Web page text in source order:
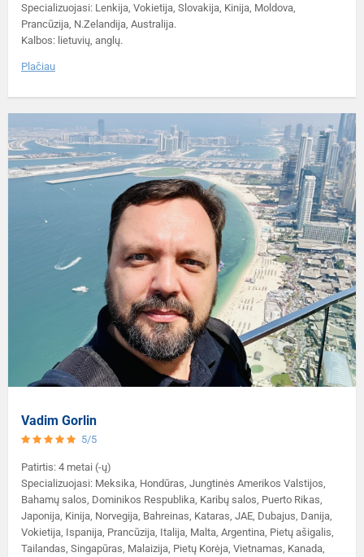
Specializuojasi: Lenkija, Vokietija, Slovakija, Kinija, Moldova,
Prancūzija, N.Zelandija, Australija.
Kalbos: lietuvių, anglų.
Plačiau
Vadim Gorlin
5/5
Patirtis: 4 metai (-ų)
Specializuojasi: Meksika, Hondūras, Jungtinės Amerikos Valstijos,
Bahamų salos, Dominikos Respublika, Karibų salos, Puerto Rikas,
Japonija, Kinija, Norvegija, Bahreinas, Kataras, JAE, Dubajus, Danija,
Vokietija, Ispanija, Prancūzija, Italija, Malta, Argentina, Pietų ašigalis,
Tailandas, Singapūras, Malaizija, Pietų Korėja, Vietnamas, Kanada,